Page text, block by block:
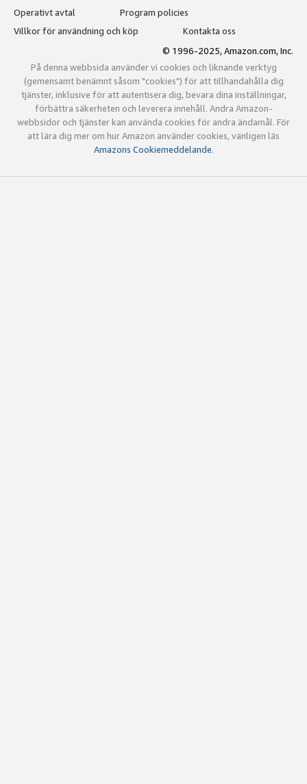
Operativt avtal
Program policies
Villkor för användning och köp
Kontakta oss
© 1996-2025, Amazon.com, Inc.
På denna webbsida använder vi cookies och liknande verktyg
(gemensamt benämnt såsom "cookies") för att tillhandahålla dig
tjänster, inklusive för att autentisera dig, bevara dina inställningar,
förbättra säkerheten och leverera innehåll. Andra Amazon-
webbsidor och tjänster kan använda cookies för andra ändamål. För
att lära dig mer om hur Amazon använder cookies, vänligen läs
Amazons Cookiemeddelande.